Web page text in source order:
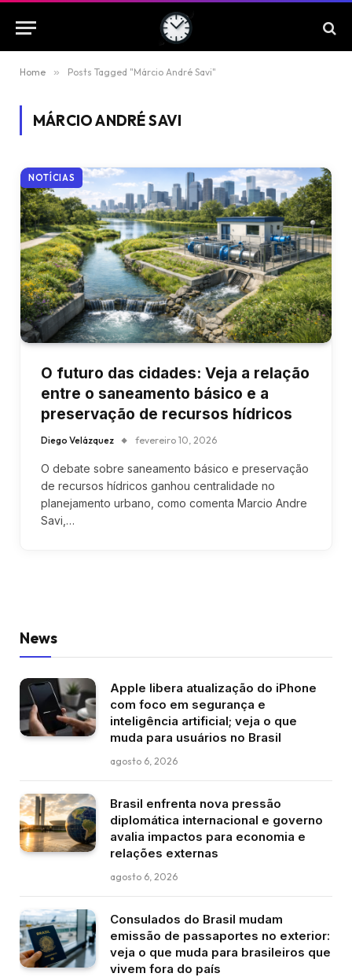
Home » Posts Tagged "Márcio André Savi"
MÁRCIO ANDRÉ SAVI
NOTÍCIAS
O futuro das cidades: Veja a relação
entre o saneamento básico e a
preservação de recursos hídricos
Diego Velázquez fevereiro 10, 2026
O debate sobre saneamento básico e preservação
de recursos hídricos ganhou centralidade no
planejamento urbano, como comenta Marcio Andre
Savi,…
News
Apple libera atualização do iPhone
com foco em segurança e
inteligência artificial; veja o que
muda para usuários no Brasil
agosto 6, 2026
Brasil enfrenta nova pressão
diplomática internacional e governo
avalia impactos para economia e
relações externas
agosto 6, 2026
Consulados do Brasil mudam
emissão de passaportes no exterior:
veja o que muda para brasileiros que
vivem fora do país